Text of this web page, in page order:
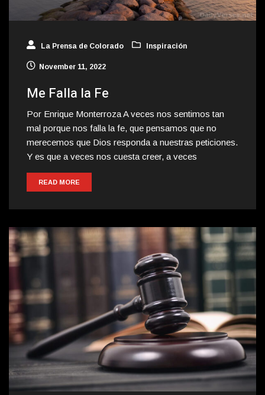
La Prensa de Colorado Inspiración
November 11, 2022
Me Falla la Fe
Por Enrique Monterroza A veces nos sentimos tan
mal porque nos falla la fe, que pensamos que no
merecemos que Dios responda a nuestras peticiones.
Y es que a veces nos cuesta creer, a veces
READ MORE